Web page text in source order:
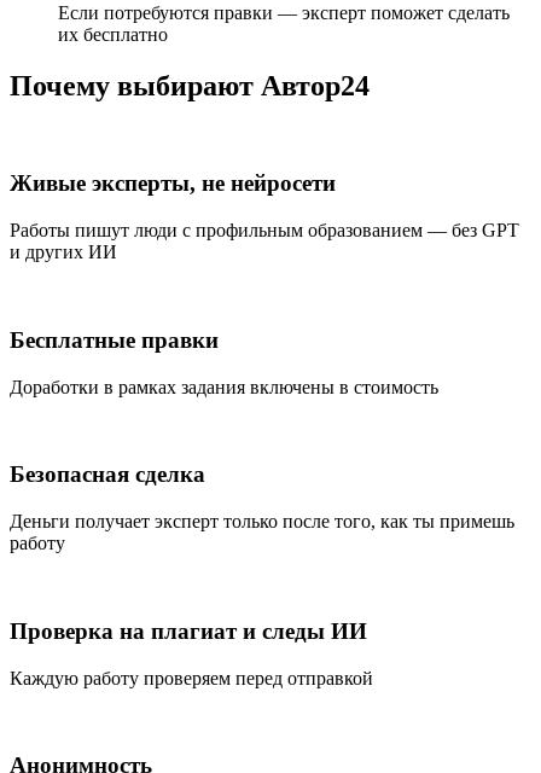
Если потребуются правки — эксперт поможет сделать
их бесплатно
Почему выбирают Автор24
Живые эксперты, не нейросети
Работы пишут люди с профильным образованием — без GPT
и других ИИ
Бесплатные правки
Доработки в рамках задания включены в стоимость
Безопасная сделка
Деньги получает эксперт только после того, как ты примешь
работу
Проверка на плагиат и следы ИИ
Каждую работу проверяем перед отправкой
Анонимность